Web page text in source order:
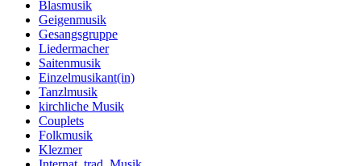
Blasmusik
Geigenmusik
Gesangsgruppe
Liedermacher
Saitenmusik
Einzelmusikant(in)
Tanzlmusik
kirchliche Musik
Couplets
Folkmusik
Klezmer